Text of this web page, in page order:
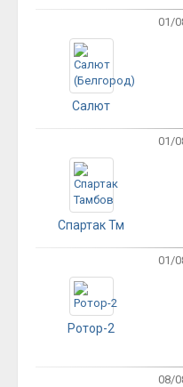
01/
Салют
01/
Спартак Тм
01/
Ротор-2
08/